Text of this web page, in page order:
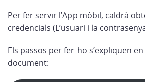
Per fer servir l’App mòbil, caldrà
credencials (L’usuari i la
Els passos per fer-ho s’expliquen
document: